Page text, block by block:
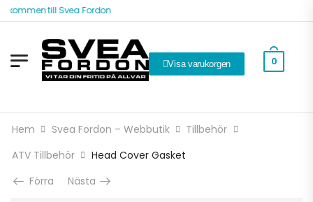
till Svea Fordon
Visa varukorgen 0
Hem Svea Fordon – Webbutik
Tillbehör
ATV Tillbehör
Head Cover Gasket
Förra
Nästa